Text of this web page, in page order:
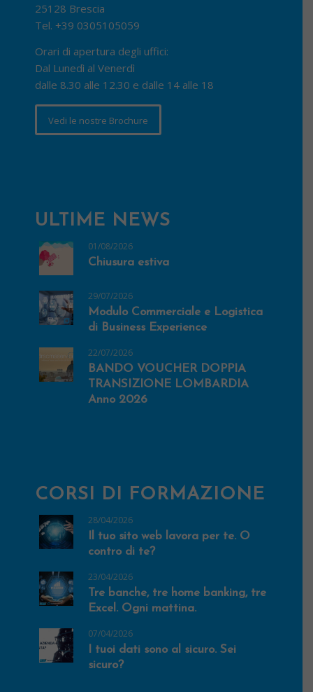
25128 Brescia
Tel. +39 0305105059
Orari di apertura degli uffici:
Dal Lunedì al Venerdì
dalle 8.30 alle 12.30 e dalle 14 alle 18
Vedi le nostre Brochure
ULTIME NEWS
01/08/2026
Chiusura estiva
29/07/2026
Modulo Commerciale e Logistica
di Business Experience
22/07/2026
BANDO VOUCHER DOPPIA
TRANSIZIONE LOMBARDIA
Anno 2026
CORSI DI FORMAZIONE
28/04/2026
Il tuo sito web lavora per te. O
contro di te?
23/04/2026
Tre banche, tre home banking, tre
Excel. Ogni mattina.
07/04/2026
I tuoi dati sono al sicuro. Sei
sicuro?